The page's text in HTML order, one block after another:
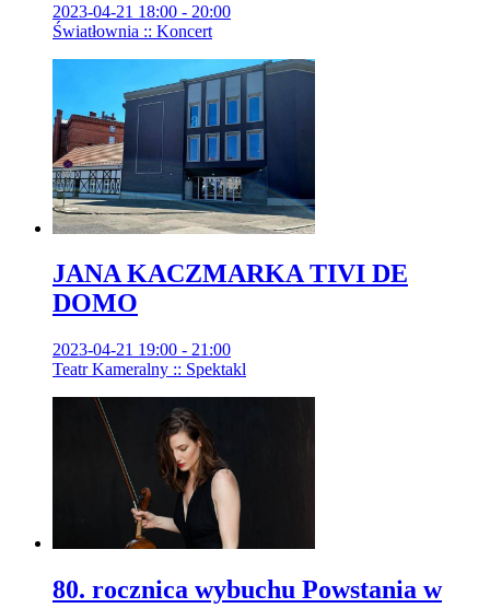
2023-04-21 18:00 - 20:00
Światłownia :: Koncert
JANA KACZMARKA TIVI DE
DOMO
2023-04-21 19:00 - 21:00
Teatr Kameralny :: Spektakl
80. rocznica wybuchu Powstania w